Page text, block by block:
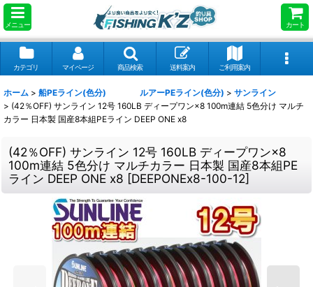
メニュー カート
カテゴリ マイページ 商品検索 送料案内 ご利用案内
ホーム > 船PEライン(色分) ルアーPEライン(色分) > サンライン
> (42％OFF) サンライン 12号 160LB ディープワン×8 100m連結 5色分け マルチ
カラー 日本製 国産8本組PEライン DEEP ONE x8
(42％OFF) サンライン 12号 160LB ディープワン×8
100m連結 5色分け マルチカラー 日本製 国産8本組PE
ライン DEEP ONE x8 [DEEPONEx8-100-12]